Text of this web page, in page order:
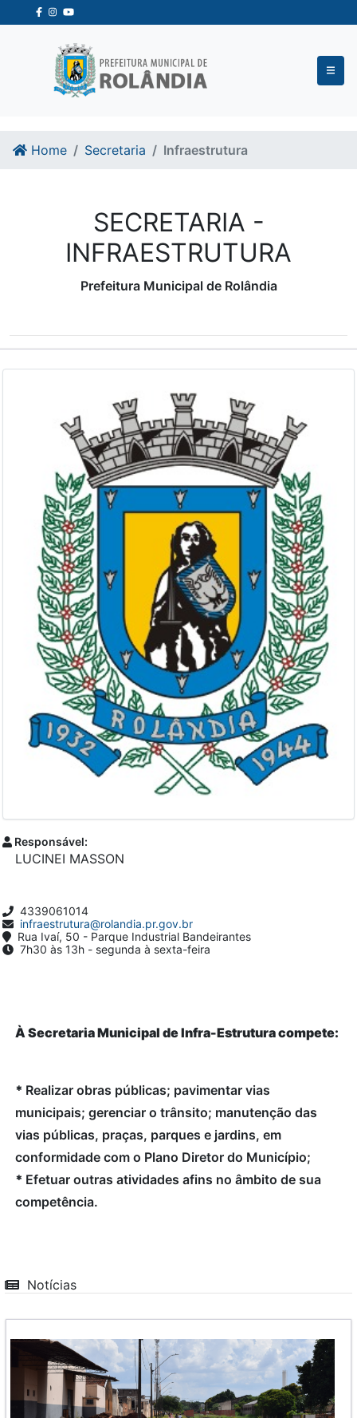
Ir para o conteudo
Ir para o fim do conteudo
Home Secretaria Infraestrutura
SECRETARIA -
INFRAESTRUTURA
Prefeitura Municipal de Rolândia
Responsável:
LUCINEI MASSON
4339061014
infraestrutura@rolandia.pr.gov.br
Rua Ivaí, 50 - Parque Industrial Bandeirantes
7h30 às 13h - segunda à sexta-feira
À Secretaria Municipal de Infra-Estrutura compete:
* Realizar obras públicas; pavimentar vias
municipais; gerenciar o trânsito; manutenção das
vias públicas, praças, parques e jardins, em
conformidade com o Plano Diretor do Município;
* Efetuar outras atividades afins no âmbito de sua
competência.
Notícias